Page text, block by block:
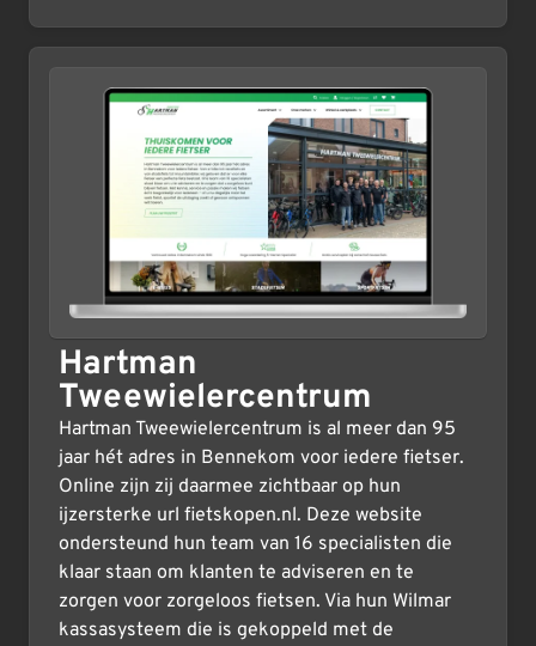
Hartman
Tweewielercentrum
Hartman Tweewielercentrum is al meer dan 95
jaar hét adres in Bennekom voor iedere fietser.
Online zijn zij daarmee zichtbaar op hun
ijzersterke url fietskopen.nl. Deze website
ondersteund hun team van 16 specialisten die
klaar staan om klanten te adviseren en te
zorgen voor zorgeloos fietsen. Via hun Wilmar
kassasysteem die is gekoppeld met de